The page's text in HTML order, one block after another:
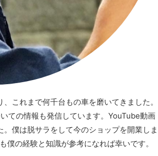
これまで何千台もの車を磨いてきました。
ての情報も発信しています。YouTube動画
僕は脱サラをして今のショップを開業しま
僕の経験と知識が参考になれば幸いです。